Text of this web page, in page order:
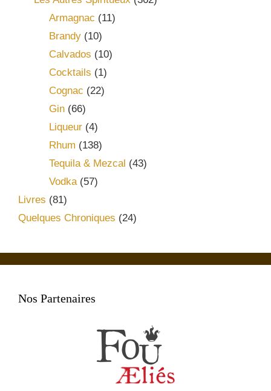
Armagnac (11)
Brandy (10)
Calvados (10)
Cocktails (1)
Cognac (22)
Gin (66)
Liqueur (4)
Rhum (138)
Tequila & Mezcal (43)
Vodka(57)
Livres (81)
Quelques Chroniques (24)
Nos Partenaires